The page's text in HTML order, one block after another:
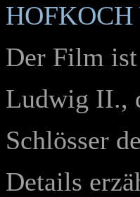
Der Film
Ludwig II.,
Schlösser
Details